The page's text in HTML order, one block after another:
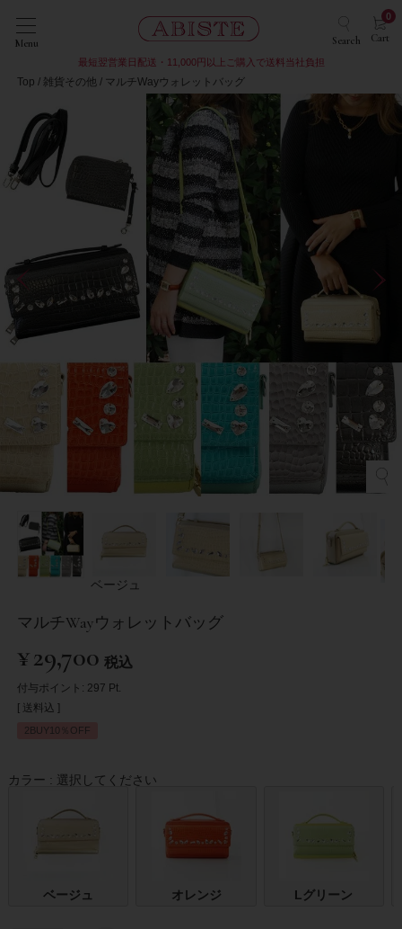
Menu Search Cart
0
最短翌営業日配送・11,000円以上ご購入で送料当社負担
Top 雑貨その他 マルチWayウォレットバッグ
ベージュ
マルチWayウォレットバッグ
¥29,700 税込
付与ポイント: 297 Pt.
送料込
2BUY10％OFF
カラー 選択してください
ベージュ オレンジ Lグリーン